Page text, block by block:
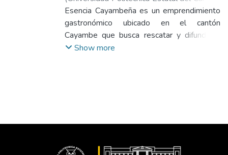
Biblioteca General "Luciano Coral",2025-
09-03)Benalcázar Mora, Erika Daniela;
Pinango Tugulinago, Sonia Maritza;Viveros
Almeida, Luis Homero
Esencia Cayambeña es un emprendimiento
gastronómico ubicado en el cantón
Cayambe que busca rescatar y difundir la
comida típica como parte del patrimonio
del cantón, han sido adoptados por su
Show more